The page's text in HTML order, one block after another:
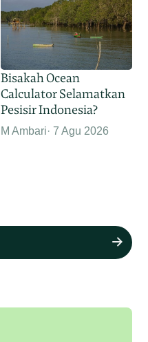
Bisakah Ocean
Calculator Selamatkan
Pesisir Indonesia?
M Ambari 7 Agu 2026